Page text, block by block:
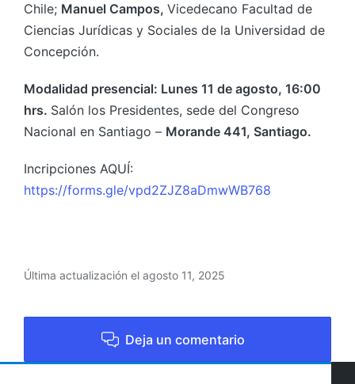
Chile; Manuel Campos, Vicedecano Facultad de
Ciencias Jurídicas y Sociales de la Universidad de
Concepción.
Modalidad presencial: Lunes 11 de agosto, 16:00
hrs. Salón los Presidentes, sede del Congreso
Nacional en Santiago – Morande 441, Santiago.
Incripciones AQUÍ:
https://forms.gle/vpd2ZJZ8aDmwWB768
Última actualización el agosto 11, 2025
Deja un comentario